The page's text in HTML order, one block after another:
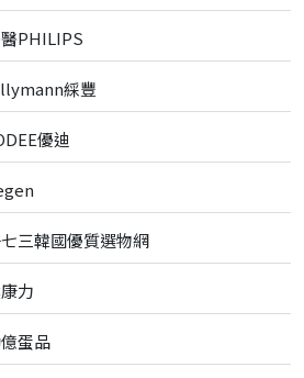
PHILIPS
綵豐
優迪
三韓國優質選物網
力
蛋品